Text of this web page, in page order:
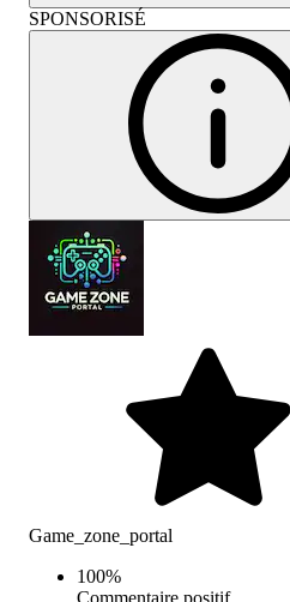
SPONSORISÉ
Game_zone_portal
100%
Commentaire positif